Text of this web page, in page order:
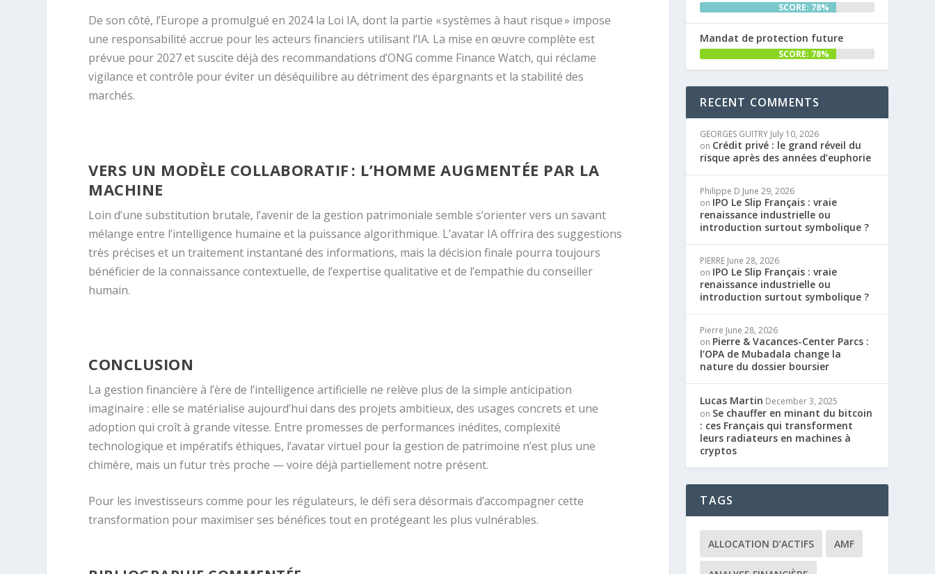
De son côté, l’Europe a promulgué en 2024 la Loi IA, dont la partie « systèmes à haut risque » impose
une responsabilité accrue pour les acteurs financiers utilisant l’IA. La mise en œuvre complète est
prévue pour 2027 et suscite déjà des recommandations d’ONG comme Finance Watch, qui réclame
vigilance et contrôle pour éviter un déséquilibre au détriment des épargnants et la stabilité des
marchés.
VERS UN MODÈLE COLLABORATIF : L’HOMME AUGMENTÉE PAR LA
MACHINE
Loin d’une substitution brutale, l’avenir de la gestion patrimoniale semble s’orienter vers un savant
mélange entre l’intelligence humaine et la puissance algorithmique. L’avatar IA offrira des suggestions
très précises et un traitement instantané des informations, mais la décision finale pourra toujours
bénéficier de la connaissance contextuelle, de l’expertise qualitative et de l’empathie du conseiller
humain.
CONCLUSION
La gestion financière à l’ère de l’intelligence artificielle ne relève plus de la simple anticipation
imaginaire : elle se matérialise aujourd’hui dans des projets ambitieux, des usages concrets et une
adoption qui croît à grande vitesse. Entre promesses de performances inédites, complexité
technologique et impératifs éthiques, l’avatar virtuel pour la gestion de patrimoine n’est plus une
chimère, mais un futur très proche — voire déjà partiellement notre présent.
Pour les investisseurs comme pour les régulateurs, le défi sera désormais d’accompagner cette
transformation pour maximiser ses bénéfices tout en protégeant les plus vulnérables.
SCORE: 78%
Mandat de protection future
SCORE: 78%
RECENT COMMENTS
GEORGES GUITRY July 10, 2026
on Crédit privé : le grand réveil du
risque après des années d’euphorie
Philippe D June 29, 2026
on IPO Le Slip Français : vraie
renaissance industrielle ou
introduction surtout symbolique ?
PIERRE June 28, 2026
on IPO Le Slip Français : vraie
renaissance industrielle ou
introduction surtout symbolique ?
Pierre June 28, 2026
on Pierre & Vacances-Center Parcs :
l’OPA de Mubadala change la
nature du dossier boursier
Lucas Martin December 3, 2025
on Se chauffer en minant du bitcoin
: ces Français qui transforment
leurs radiateurs en machines à
cryptos
TAGS
ALLOCATION D’ACTIFS AMF